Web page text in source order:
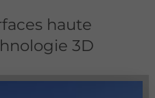
haute
3D